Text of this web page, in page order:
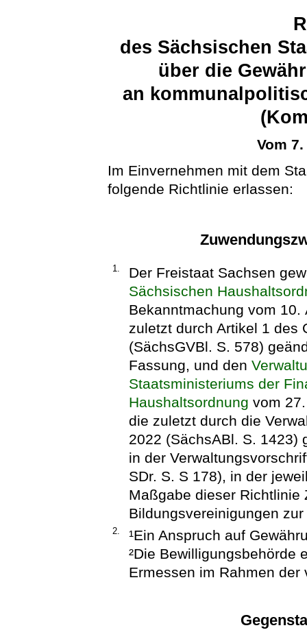
des Sächsischen
über die
an
Vom
Im Einvernehmen mit dem
folgende Richtlinie erlassen:
1.
Der Freistaat Sachsen
Sächsischen
Bekanntmachung vom
zuletzt durch Artikel 1 des
(SächsGVBl. S. 578)
Fassung, und den
Staatsministeriums der
Haushaltsordnung vom
die zuletzt durch die
2022 (SächsABl. S. 1423)
in der
SDr. S. S 178), in der
Maßgabe dieser Richtlinie
Bildungsvereinigungen
2.
¹Ein Anspruch auf
²Die Bewilligungsbehörde
Ermessen im Rahmen